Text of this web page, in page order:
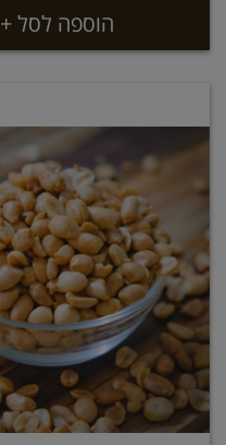
הוספה לסל +